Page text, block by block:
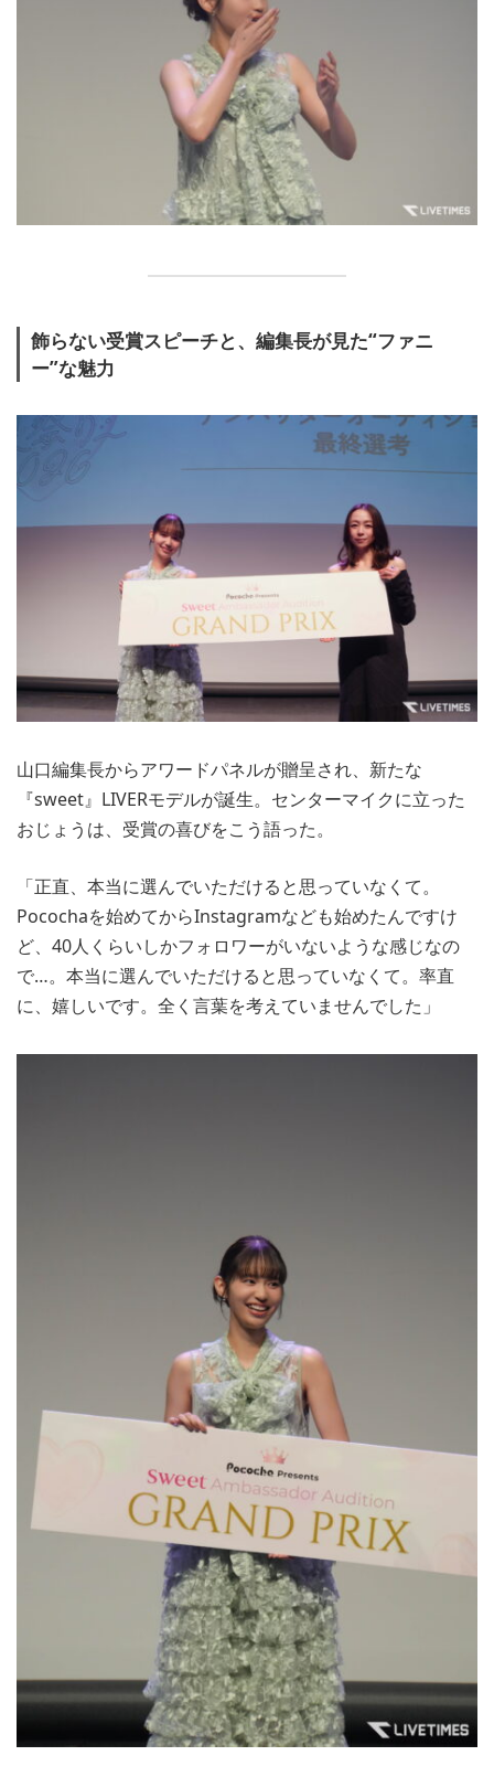
飾らない受賞スピーチと、編集長が見た“ファニ
ー”な魅力
山口編集長からアワードパネルが贈呈され、新たな
『sweet』LIVERモデルが誕生。センターマイクに立った
おじょうは、受賞の喜びをこう語った。
「正直、本当に選んでいただけると思っていなくて。
Pocochaを始めてからInstagramなども始めたんですけ
ど、40人くらいしかフォロワーがいないような感じなの
で…。本当に選んでいただけると思っていなくて。率直
に、嬉しいです。全く言葉を考えていませんでした」